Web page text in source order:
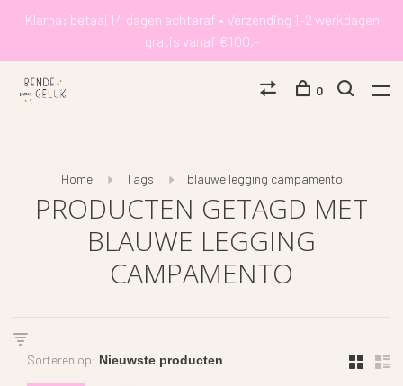
Klarna: betaal 14 dagen achteraf • Verzending 1-2 werkdagen
gratis vanaf €100,-
0
Home Tags blauwe legging campamento
PRODUCTEN GETAGD MET
BLAUWE LEGGING
CAMPAMENTO
Sorteren op: